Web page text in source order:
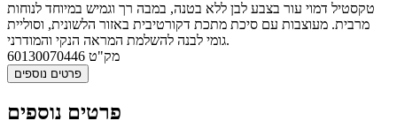
טקסטיל דמוי עור בצבע לבן ללא בטנה, במבה רך וגמיש במיוחד לנוחות
מרבית. מעוצבות עם סיכת מתכת דקורטיבית באזור הלשונית, וסוליית
גומי לבנה להשלמת המראה הנקי והמודרני.
מק"ט 60130070446
פרטים נוספים
פרטים נוספים